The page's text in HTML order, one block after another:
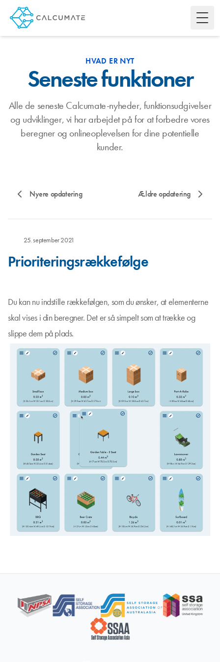
HVAD ER NYT
Seneste funktioner
Alle de seneste Calcumate-nyheder, funktionsudgivelser
og udviklinger, vi har arbejdet på for at forbedre vores
beregner og onlineoplevelsen for dine potentielle
kunder.
Nyere opdatering Ældre opdatering
25. september 2021
Prioriteringsrækkefølge
Du kan nu indstille rækkefølgen, som du ønsker, at elementerne
skal vises i din beregner. Det er så simpelt som at trække og
slippe dem på plads.